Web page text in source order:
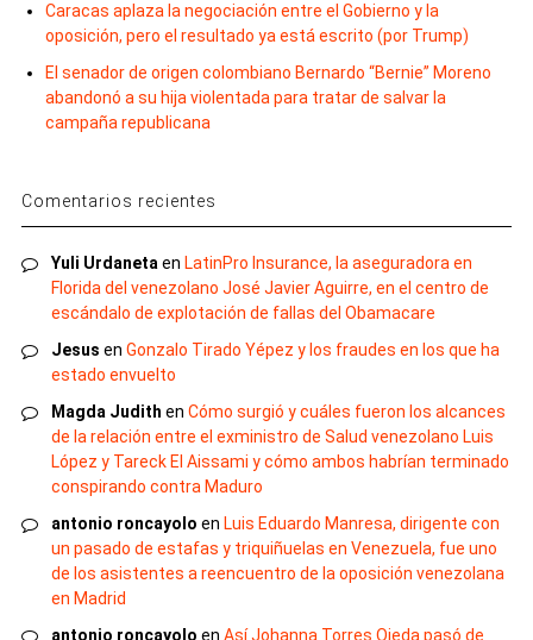
Caracas aplaza la negociación entre el Gobierno y la
oposición, pero el resultado ya está escrito (por Trump)
El senador de origen colombiano Bernardo “Bernie” Moreno
abandonó a su hija violentada para tratar de salvar la
campaña republicana
Comentarios recientes
Yuli Urdanetaen LatinPro Insurance, la aseguradora en
Florida del venezolano José Javier Aguirre, en el centro de
escándalo de explotación de fallas del Obamacare
Jesus en Gonzalo Tirado Yépez y los fraudes en los que ha
estado envuelto
Magda Judith en Cómo surgió y cuáles fueron los alcances
de la relación entre el exministro de Salud venezolano Luis
López y Tareck El Aissami y cómo ambos habrían terminado
conspirando contra Maduro
antonio roncayolo en Luis Eduardo Manresa, dirigente con
un pasado de estafas y triquiñuelas en Venezuela, fue uno
de los asistentes a reencuentro de la oposición venezolana
en Madrid
antonio roncayolo en Así Johanna Torres Ojeda pasó de